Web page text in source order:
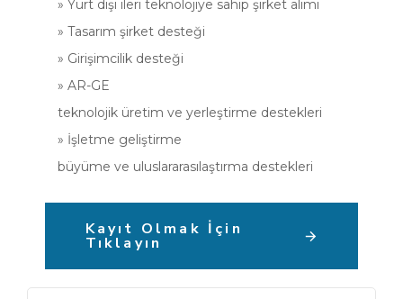
» Yurt dışı ileri teknolojiye sahip şirket alımı
» Tasarım şirket desteği
» Girişimcilik desteği
» AR-GE
teknolojik üretim ve yerleştirme destekleri
» İşletme geliştirme
büyüme ve uluslararasılaştırma destekleri
Kayıt Olmak İçin
Tıklayın